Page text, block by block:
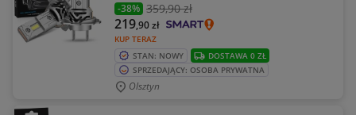
-38% 359,90 zł
KUP TERAZ
219,90zł
STAN: NOWY
DOSTAWA 0 ZŁ
SPRZEDAJĄCY: OSOBA PRYWATNA
Olsztyn